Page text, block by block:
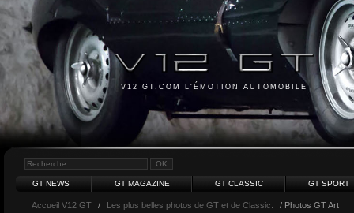
V12 GT.COM L'ÉMOTION AUTOMOBILE
GT NEWS GT MAGAZINE GT CLASSIC GT SPORT
Accueil V12 GT / Les plus belles photos de GT et de Classic. / Photos GT Art